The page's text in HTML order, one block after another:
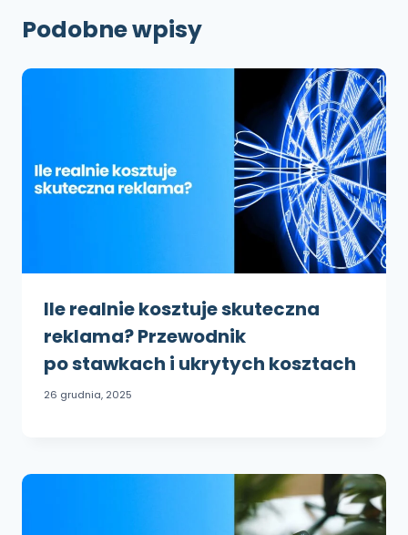
Podobne wpisy
Ile realnie kosztuje skuteczna
reklama? Przewodnik
po stawkach i ukrytych kosztach
26 grudnia, 2025